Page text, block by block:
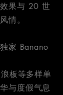
果与 20 世
情。
家 Banano
板等多样单
与度假气息